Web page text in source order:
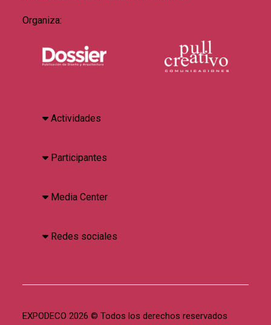
Organiza:
Actividades
Participantes
Media Center
Redes sociales
EXPODECO 2026 © Todos los derechos reservados